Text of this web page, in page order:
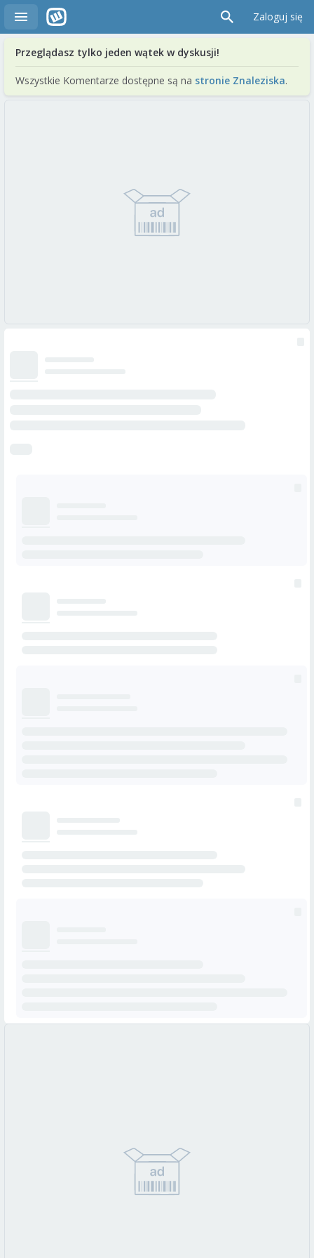
Zaloguj się
Przeglądasz tylko jeden wątek w dyskusji!
Wszystkie Komentarze dostępne są na stronie Znaleziska.